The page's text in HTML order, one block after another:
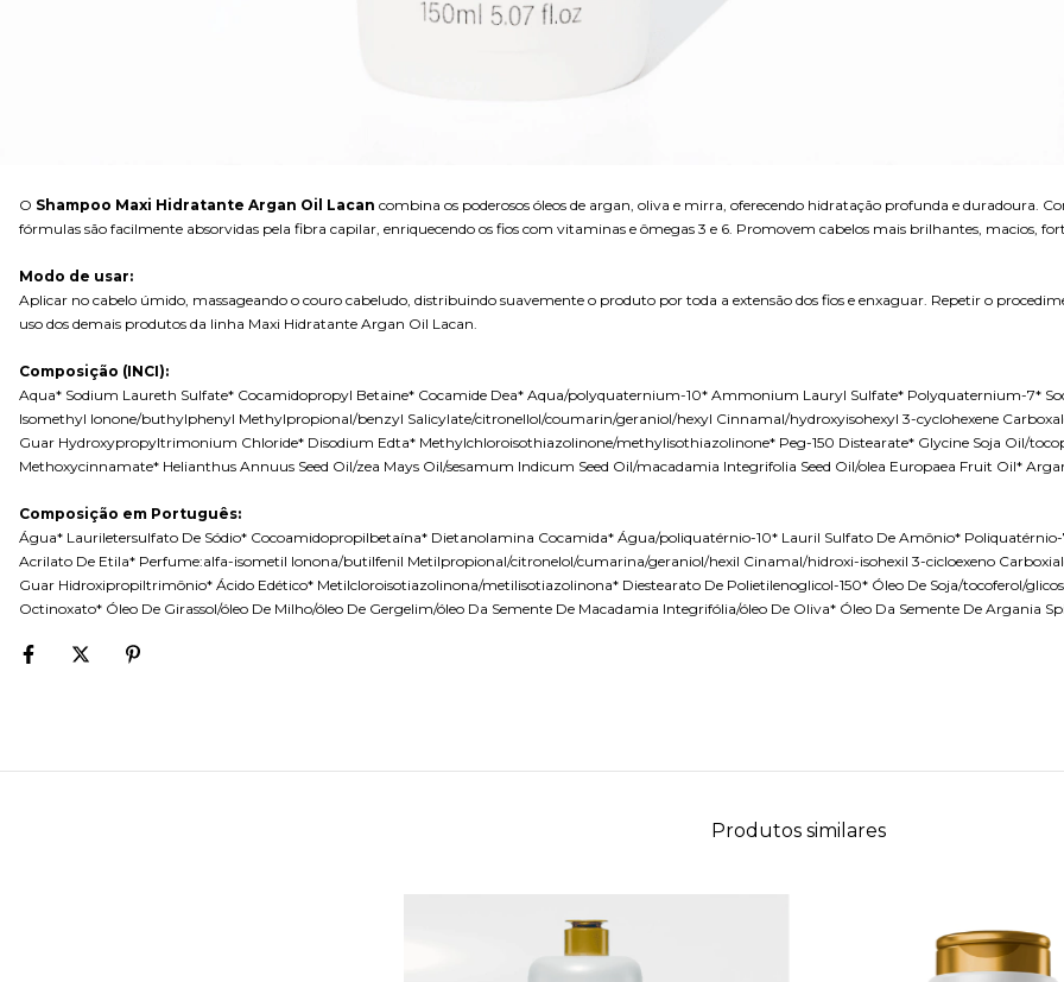
O Shampoo Maxi Hidratante Argan Oil Lacan combina os poderosos óleos de argan, oliva e mirra, oferecendo hidratação profunda e duradoura.
fórmulas são facilmente absorvidas pela fibra capilar, enriquecendo os fios com vitaminas e ômegas 3 e 6. Promovem cabelos mais brilhantes, macios,
Modo de usar:
Aplicar no cabelo úmido, massageando o couro cabeludo, distribuindo suavemente o produto por toda a extensão dos fios e enxaguar. Repetir o
uso dos demais produtos da linha Maxi Hidratante Argan Oil Lacan.
Composição (INCI):
Aqua* Sodium Laureth Sulfate* Cocamidopropyl Betaine* Cocamide Dea* Aqua/polyquaternium-10* Ammonium Lauryl Sulfate* Polyquaternium-7*
Isomethyl Ionone/buthylphenyl Methylpropional/benzyl Salicylate/citronellol/coumarin/geraniol/hexyl Cinnamal/hydroxyisohexyl 3-cyclohexene
Guar Hydroxypropyltrimonium Chloride* Disodium Edta* Methylchloroisothiazolinone/methylisothiazolinone* Peg-150 Distearate* Glycine Soja Oil/
Methoxycinnamate* Helianthus Annuus Seed Oil/zea Mays Oil/sesamum Indicum Seed Oil/macadamia Integrifolia Seed Oil/olea Europaea Fruit Oil*
Composição em Português:
Água* Lauriletersulfato De Sódio* Cocoamidopropilbetaína* Dietanolamina Cocamida* Água/poliquatérnio-10* Lauril Sulfato De Amônio*
Acrilato De Etila* Perfume:alfa-isometil Ionona/butilfenil Metilpropional/citronelol/cumarina/geraniol/hexil Cinamal/hidroxi-isohexil 3-cicloexeno
Guar Hidroxipropiltrimônio* Ácido Edético* Metilcloroisotiazolinona/metilisotiazolinona* Diestearato De Polietilenoglicol-150* Óleo De Soja/tocoferol/
Octinoxato* Óleo De Girassol/óleo De Milho/óleo De Gergelim/óleo Da Semente De Macadamia Integrifólia/óleo De Oliva* Óleo Da Semente De Argania
Produtos similares